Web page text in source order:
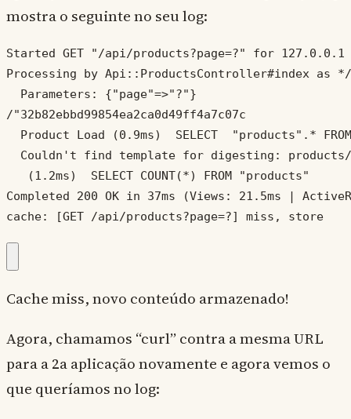
mostra o seguinte no seu log:
Started GET "/api/products?page=?" for 127.0.0.1
Processing by Api::ProductsController#index as
  Parameters: {"page"=>"?"}
/"32b82ebbd99854ea2ca0d49ff4a7c07c
Product Load (0.9ms)  SELECT  "products".*
Couldn't find template for digesting:
   (1.2ms)  SELECT COUNT(*) FROM "products"
Completed 200 OK in 37ms (Views: 21.5ms |
cache: [GET /api/products?page=?] miss, store
Cache miss, novo conteúdo armazenado!
Agora, chamamos “curl” contra a mesma URL
para a 2a aplicação novamente e agora vemos o
que queríamos no log: